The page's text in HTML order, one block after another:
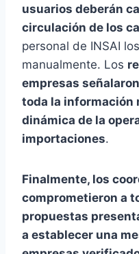
usuarios deberán
circulación de los
personal de INSAI
manualmente. Los
empresas
toda la información
dinámica de la
importaciones.
Finalmente, los
comprometieron a
propuestas
a establecer una